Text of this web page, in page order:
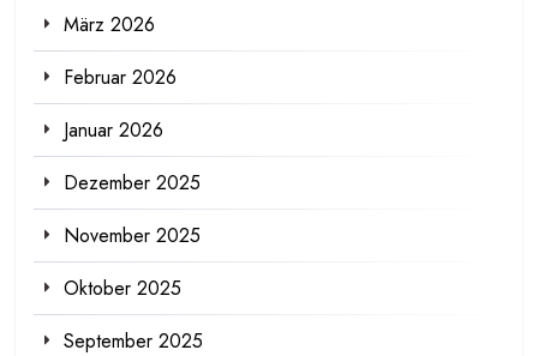
März 2026
Februar 2026
Januar 2026
Dezember 2025
November 2025
Oktober 2025
September 2025